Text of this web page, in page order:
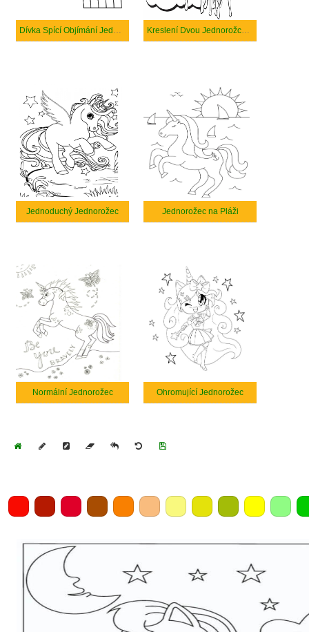
Dívka Spící Objímání Jednorožce s Cloudem Kreslení Dvou Jednorožců s Duhou
Jednoduchý Jednorožec Jednorožec na Pláži
Normální Jednorožec Ohromující Jednorožec